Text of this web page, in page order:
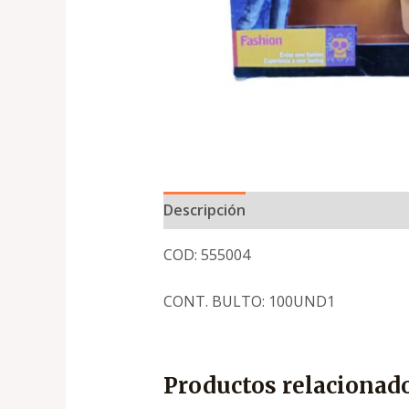
Descripción
COD: 555004
CONT. BULTO: 100UND1
Productos